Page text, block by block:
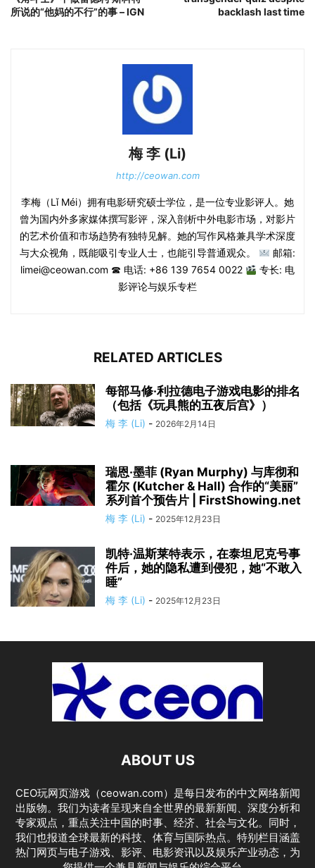
所说的“他妈的不行”的事 – IGN
backlash last time
梅 李 (Li)
http://ceowan.com
李梅（Lǐ Méi）拥有电影研究硕士学位，是一位专业影评人。她
曾为国内外多家媒体撰写影评，深入剖析中外电影市场，对影片
的艺术价值和市场趋势有独特见解。她的写作风格兼具学术深度
与大众视角，既能吸引专业人士，也能引导普通观众。
邮箱:
limei@ceowan.com ☎ 电话: +86 139 7654 0022
专长: 电
影评论与娱乐专栏
RELATED ARTICLES
每部马修·利拉德电子游戏电影的排名
（包括《玩具熊的五夜后宫》）
梅 李 (Li) - 2026年2月14日
瑞恩·墨菲 (Ryan Murphy) 与库彻和
霍尔 (Kutcher & Hall) 合作的“美丽”
系列首个预告片 | FirstShowing.net
梅 李 (Li) - 2025年12月23日
凯特·温斯莱特表示，在泰坦尼克号事
件后，她的隐私遭到侵犯，她“不敢入
睡”
梅 李 (Li) - 2025年12月23日
ABOUT US
CEO玩网页游戏（ceowan.com）是每日发布的中文网络新闻
出版物。我们为读者呈现来自全世界的最新新闻、深度分析和
专家观点，重点关注中国的时事、经济、社会与文化。同时，
我们也报道全球最新的科技、体育与国际热点。特别栏目涵盖
热门网页与电子游戏、影评、电影资讯以及娱乐产业动态，为